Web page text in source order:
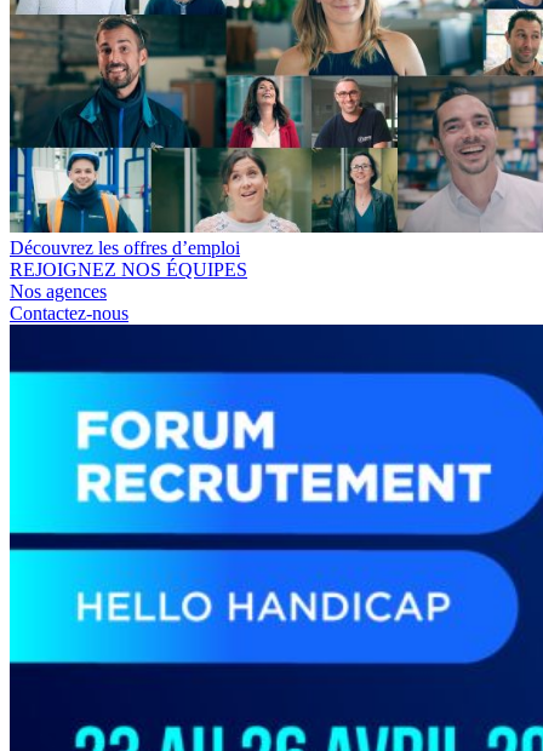
Découvrez les offres d’emploi
REJOIGNEZ NOS ÉQUIPES
Nos agences
Contactez-nous